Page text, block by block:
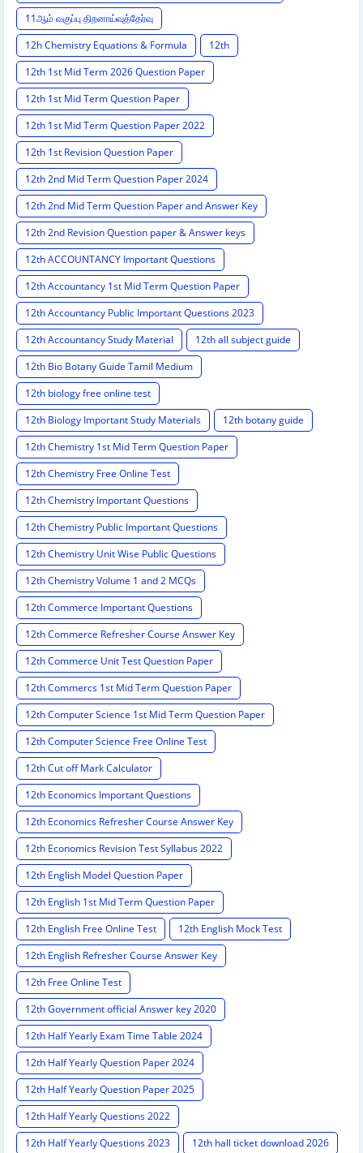
11ஆம் வகுப்பு திறனாய்வுத்தேர்வு
12h Chemistry Equations & Formula
12th
12th 1st Mid Term 2026 Question Paper
12th 1st Mid Term Question Paper
12th 1st Mid Term Question Paper 2022
12th 1st Revision Question Paper
12th 2nd Mid Term Question Paper 2024
12th 2nd Mid Term Question Paper and Answer Key
12th 2nd Revision Question paper & Answer keys
12th ACCOUNTANCY Important Questions
12th Accountancy 1st Mid Term Question Paper
12th Accountancy Public Important Questions 2023
12th Accountancy Study Material
12th all subject guide
12th Bio Botany Guide Tamil Medium
12th biology free online test
12th Biology Important Study Materials
12th botany guide
12th Chemistry 1st Mid Term Question Paper
12th Chemistry Free Online Test
12th Chemistry Important Questions
12th Chemistry Public Important Questions
12th Chemistry Unit Wise Public Questions
12th Chemistry Volume 1 and 2 MCQs
12th Commerce Important Questions
12th Commerce Refresher Course Answer Key
12th Commerce Unit Test Question Paper
12th Commercs 1st Mid Term Question Paper
12th Computer Science 1st Mid Term Question Paper
12th Computer Science Free Online Test
12th Cut off Mark Calculator
12th Economics Important Questions
12th Economics Refresher Course Answer Key
12th Economics Revision Test Syllabus 2022
12th English Model Question Paper
12th English 1st Mid Term Question Paper
12th English Free Online Test
12th English Mock Test
12th English Refresher Course Answer Key
12th Free Online Test
12th Government official Answer key 2020
12th Half Yearly Exam Time Table 2024
12th Half Yearly Question Paper 2024
12th Half Yearly Question Paper 2025
12th Half Yearly Questions 2022
12th Half Yearly Questions 2023
12th hall ticket download 2026